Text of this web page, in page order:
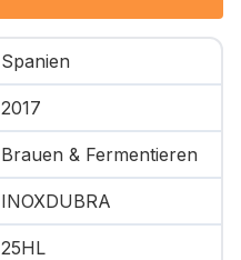
Spanien
2017
Brauen & Fermentieren
INOXDUBRA
25HL